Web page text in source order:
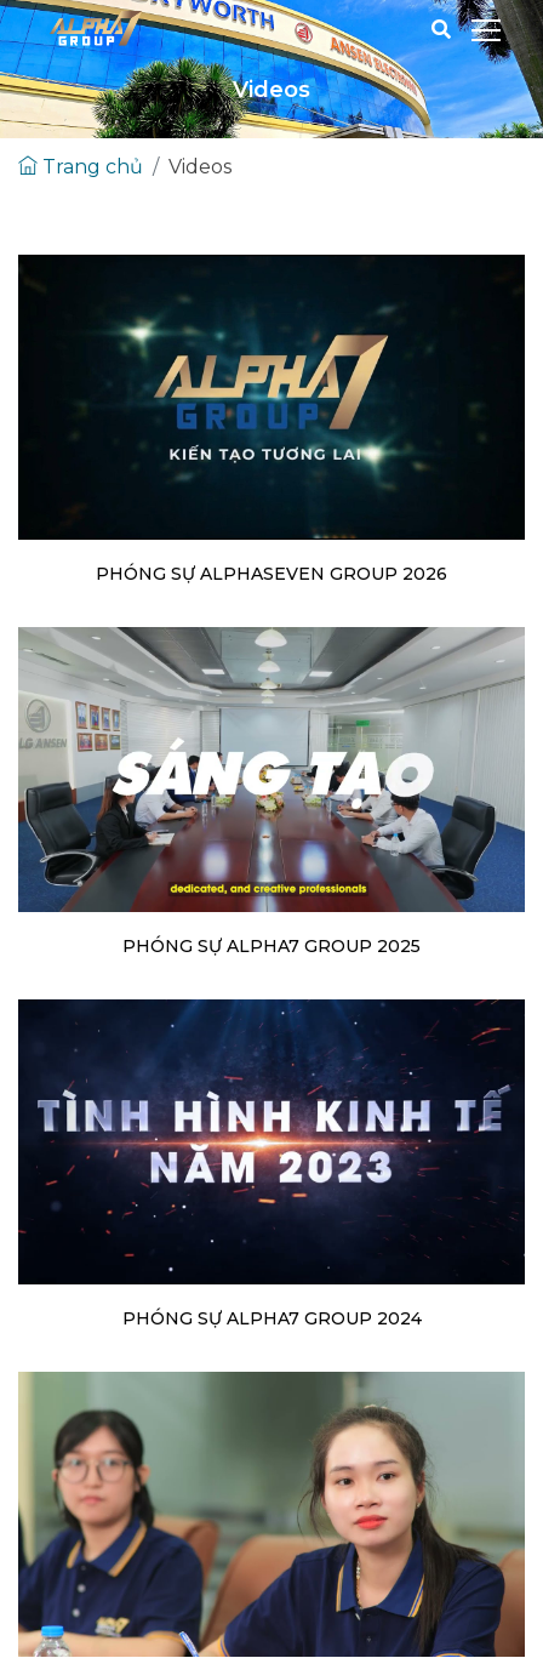
Videos
Trang chủ Videos
PHÓNG SỰ ALPHASEVEN GROUP 2026
PHÓNG SỰ ALPHA7 GROUP 2025
PHÓNG SỰ ALPHA7 GROUP 2024